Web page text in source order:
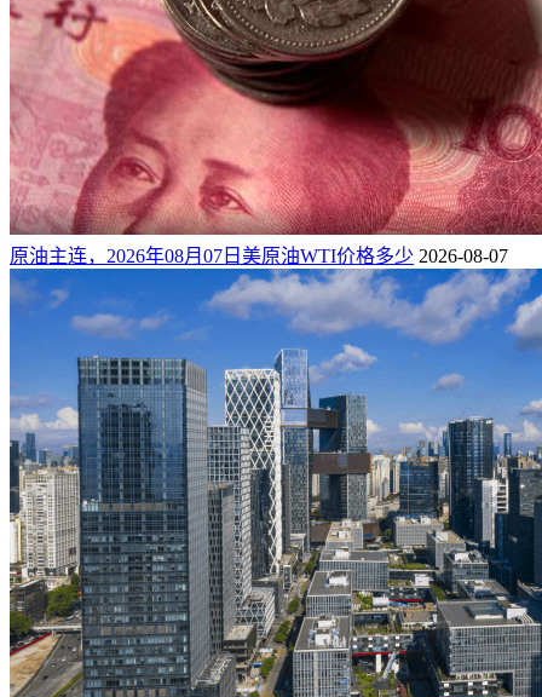
原油主连，2026年08月07日美原油WTI价格多少 2026-08-07